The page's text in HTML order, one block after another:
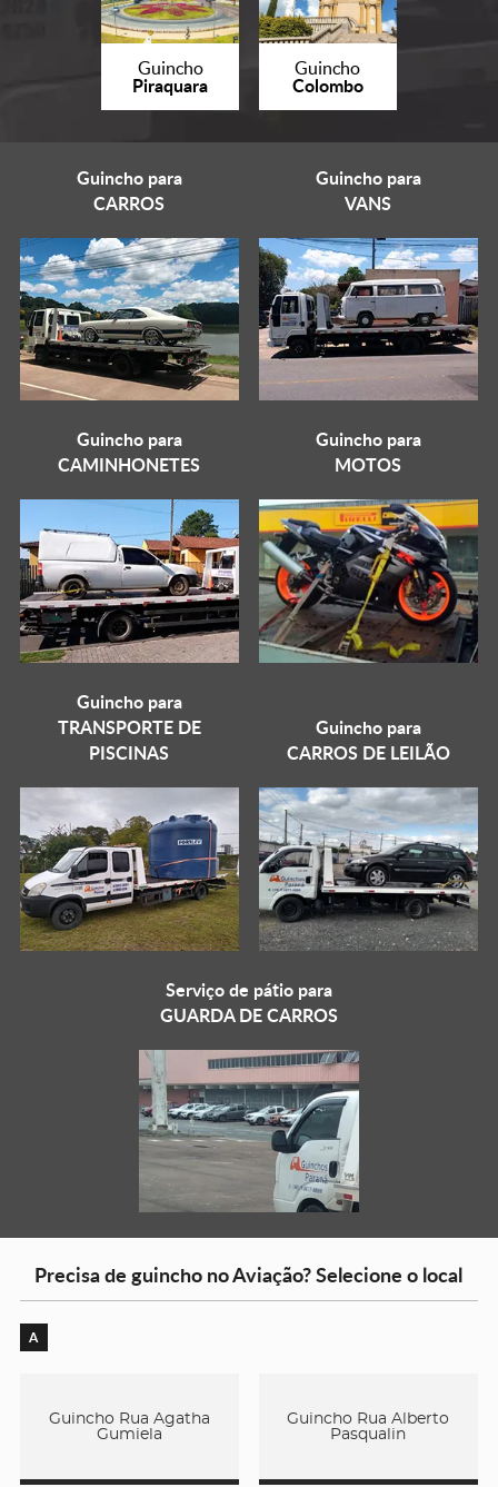
Guincho
Piraquara
Guincho
Colombo
Guincho para
CARROS
Guincho para
VANS
Guincho para
CAMINHONETES
Guincho para
MOTOS
Guincho para
TRANSPORTE DE
PISCINAS
Guincho para
CARROS DE LEILÃO
Serviço de pátio para
GUARDA DE CARROS
Precisa de guincho no Aviação? Selecione o local
A
Guincho Rua Agatha
Gumiela
Guincho Rua Alberto
Pasqualin